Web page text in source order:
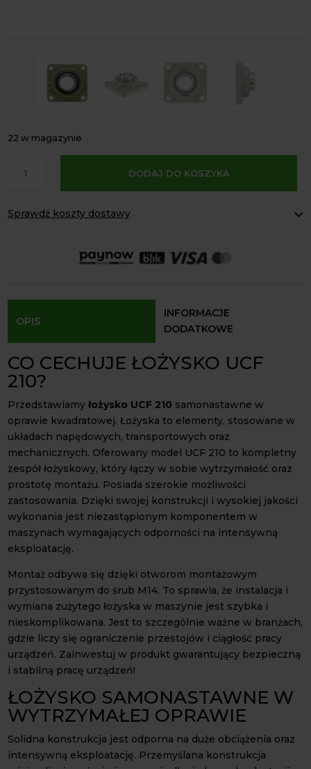
22 w magazynie
210
DODAJ DO KOSZYKA
t
e
Sprawdź koszty dostawy
Odbiór osobisty:Oblekoń 156a, 28-133 Pacanów
OPIS
INFORMACJE
DODATKOWE
CO CECHUJE ŁOŻYSKO UCF
210?
Przedstawiamy łożysko UCF 210 samonastawne w
oprawie kwadratowej. Łożyska to elementy, stosowane w
układach napędowych, transportowych oraz
mechanicznych. Oferowany model UCF 210 to kompletny
zespół łożyskowy, który łączy w sobie wytrzymałość oraz
prostotę montażu. Posiada szerokie możliwości
zastosowania. Dzięki swojej konstrukcji i wysokiej jakości
wykonania jest niezastąpionym komponentem w
maszynach wymagających odporności na intensywną
eksploatację.
Montaż odbywa się dzięki otworom montażowym
przystosowanym do śrub M14. To sprawia, że instalacja i
wymiana zużytego łożyska w maszynie jest szybka i
nieskomplikowana. Jest to szczególnie ważne w branżach,
gdzie liczy się ograniczenie przestojów i ciągłość pracy
urządzeń. Zainwestuj w produkt gwarantujący bezpieczną
i stabilną pracę urządzeń!
ŁOŻYSKO SAMONASTAWNE W
WYTRZYMAŁEJ OPRAWIE
Solidna konstrukcja jest odporna na duże obciążenia oraz
intensywną eksploatację. Przemyślana konstrukcja